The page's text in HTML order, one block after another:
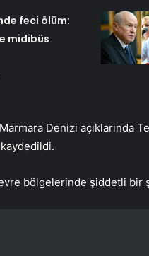
feci ölüm:
midibüs
Denizi açıklarında
bölgelerinde şiddetli